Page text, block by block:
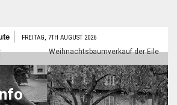
FREITAG, 7TH AUGUST 2026
Weihnachtsbaumverkauf der Eilendorfer